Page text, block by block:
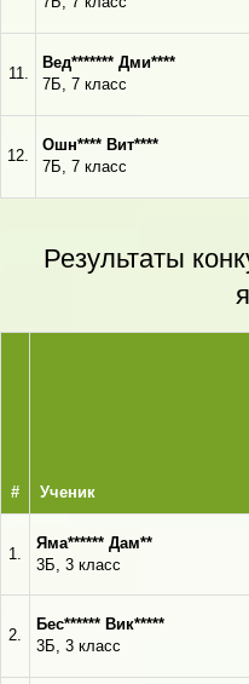
11.
Вед******* Дми****
7Б, 7 класс
12.
Ошн**** Вит****
7Б, 7 класс
Результаты
# Ученик
1.
Яма****** Дам**
3Б, 3 класс
2.
Бес****** Вик*****
3Б, 3 класс